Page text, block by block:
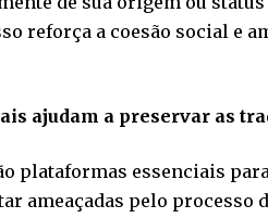
reforça a coesão social e
ajudam a preservar as
plataformas essenciais
ameaçadas pelo processo